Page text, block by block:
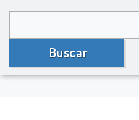
Buscar